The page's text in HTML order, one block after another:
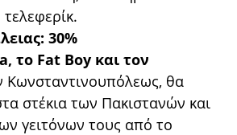
30%
το Fat Boy και τον
Κωνσταντινουπόλεως, θα
στέκια των Πακιστανών και
γειτόνων τους από το